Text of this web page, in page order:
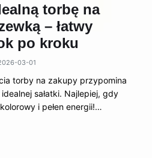
torbę na
– łatwy
po kroku
03-01
torby na zakupy przypomina
sałatki. Najlepiej, gdy
i pełen energii!…